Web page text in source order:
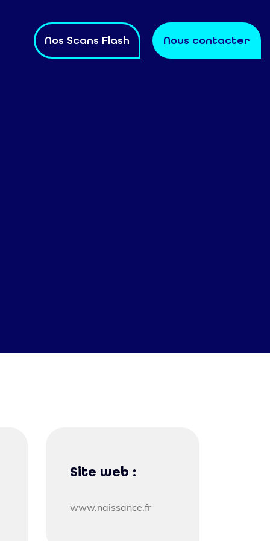
Nos Scans Flash Nous contacter
Site web :
www.naissance.fr